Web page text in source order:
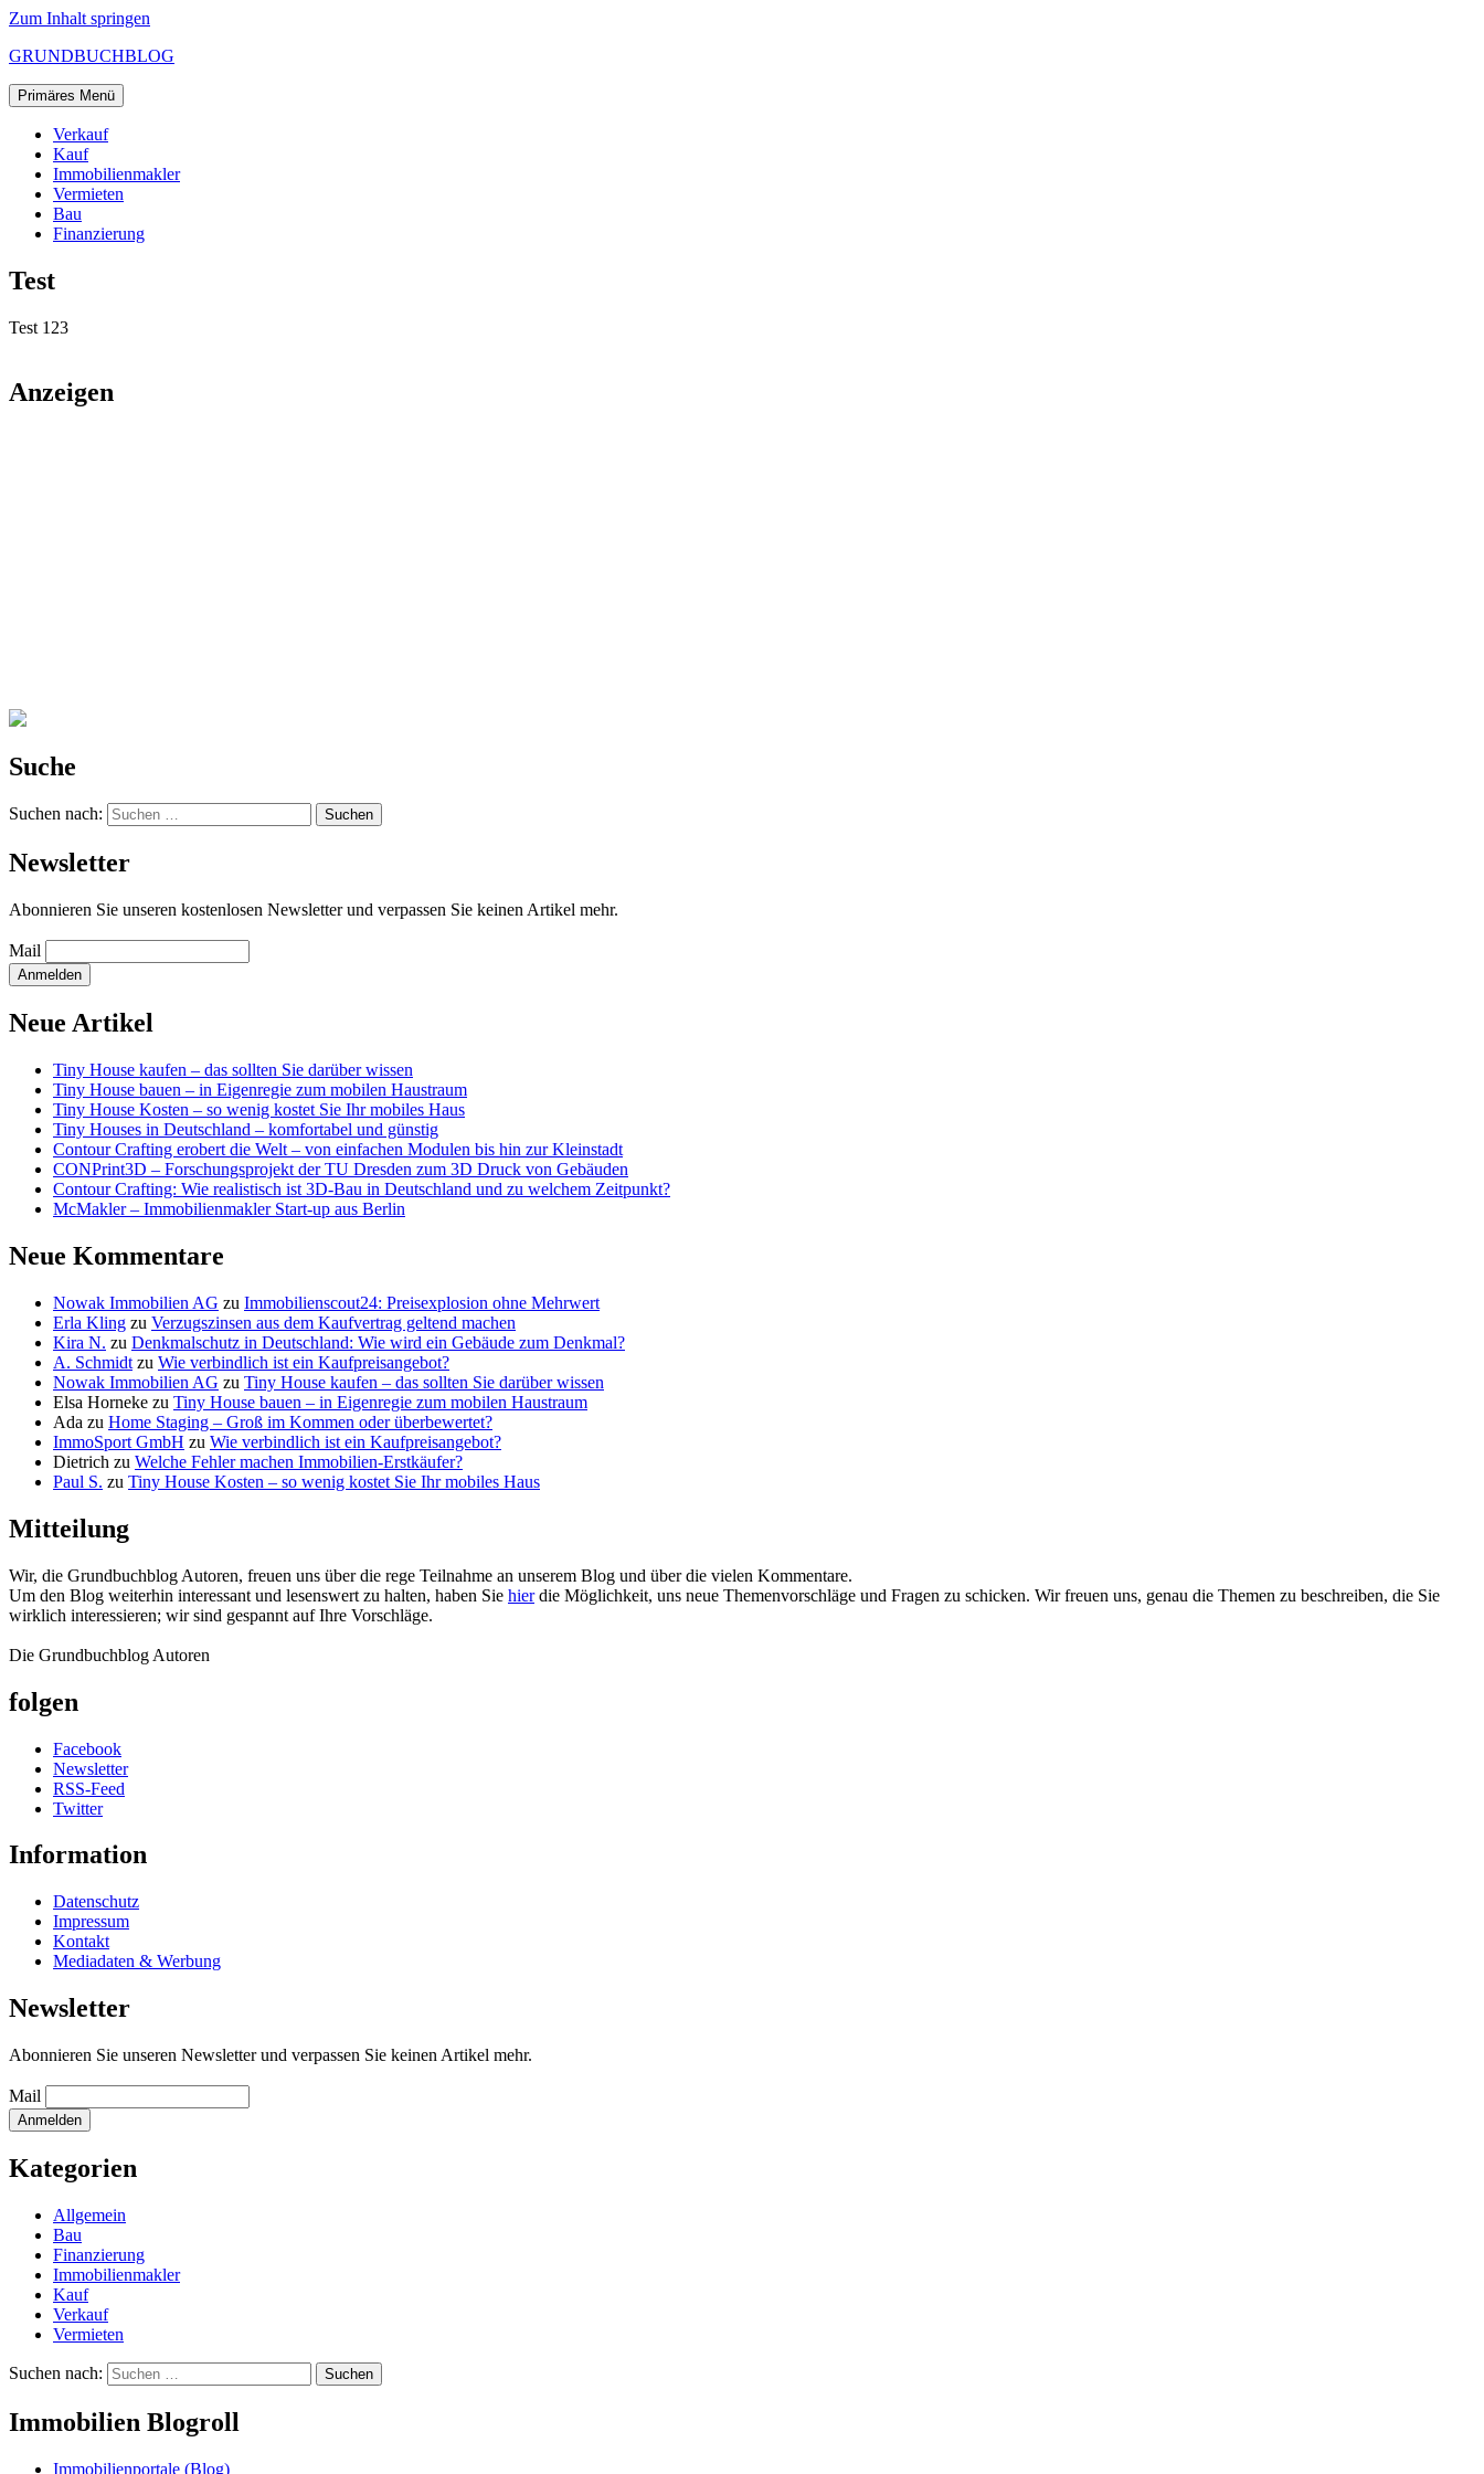
Zum Inhalt springen
GRUNDBUCHBLOG
Primäres Menü
Verkauf
Kauf
Immobilienmakler
Vermieten
Bau
Finanzierung
Test
Test 123
Anzeigen
Suche
Suchen nach:
Newsletter
Abonnieren Sie unseren kostenlosen Newsletter und verpassen Sie keinen Artikel mehr.
Mail
Neue Artikel
Tiny House kaufen – das sollten Sie darüber wissen
Tiny House bauen – in Eigenregie zum mobilen Haustraum
Tiny House Kosten – so wenig kostet Sie Ihr mobiles Haus
Tiny Houses in Deutschland – komfortabel und günstig
Contour Crafting erobert die Welt – von einfachen Modulen bis hin zur Kleinstadt
CONPrint3D – Forschungsprojekt der TU Dresden zum 3D Druck von Gebäuden
Contour Crafting: Wie realistisch ist 3D-Bau in Deutschland und zu welchem Zeitpunkt?
McMakler – Immobilienmakler Start-up aus Berlin
Neue Kommentare
Nowak Immobilien AG zu Immobilienscout24: Preisexplosion ohne Mehrwert
Erla Kling zu Verzugszinsen aus dem Kaufvertrag geltend machen
Kira N. zu Denkmalschutz in Deutschland: Wie wird ein Gebäude zum Denkmal?
A. Schmidt zu Wie verbindlich ist ein Kaufpreisangebot?
Nowak Immobilien AG zu Tiny House kaufen – das sollten Sie darüber wissen
Elsa Horneke zu Tiny House bauen – in Eigenregie zum mobilen Haustraum
Ada zu Home Staging – Groß im Kommen oder überbewertet?
ImmoSport GmbH zu Wie verbindlich ist ein Kaufpreisangebot?
Dietrich zu Welche Fehler machen Immobilien-Erstkäufer?
Paul S. zu Tiny House Kosten – so wenig kostet Sie Ihr mobiles Haus
Mitteilung
Wir, die Grundbuchblog Autoren, freuen uns über die rege Teilnahme an unserem Blog und über die vielen Kommentare.
Um den Blog weiterhin interessant und lesenswert zu halten, haben Sie hierdie Möglichkeit, uns neue Themenvorschläge und Fragen zu schicken. Wir freuen uns, genau die Themen zu beschreiben, die Sie
wirklich interessieren; wir sind gespannt auf Ihre Vorschläge.
Die Grundbuchblog Autoren
folgen
Facebook
Newsletter
RSS-Feed
Twitter
Information
Datenschutz
Impressum
Kontakt
Mediadaten & Werbung
Newsletter
Abonnieren Sie unseren Newsletter und verpassen Sie keinen Artikel mehr.
Mail
Kategorien
Allgemein
Bau
Finanzierung
Immobilienmakler
Kauf
Verkauf
Vermieten
Suchen nach:
Immobilien Blogroll
Immobilienportale (Blog)